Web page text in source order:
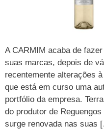
A CARMIM acaba de
suas marcas, depois de
recentemente alterações
que está em curso uma
portfólio da empresa.
do produtor de
surge renovada nas suas